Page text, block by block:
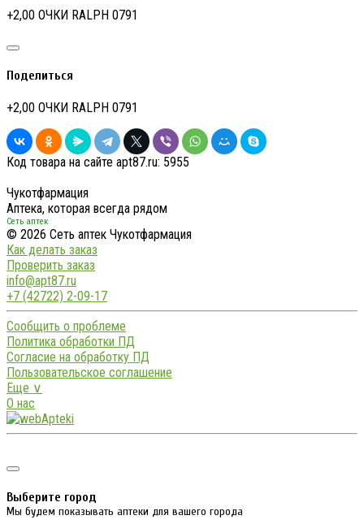
+2,00 ОЧКИ RALPH 0791
Поделиться
+2,00 ОЧКИ RALPH 0791
Код товара на сайте apt87.ru: 5955
Чукотфармация
Аптека, которая всегда рядом
Сеть аптек
© 2026 Сеть аптек Чукотфармация
Как делать заказ
Проверить заказ
info@apt87.ru
+7 (42722) 2-09-17
Сообщить о проблеме
Политика обработки ПД
Согласие на обработку ПД
Пользовательское соглашение
Еще ∨
О нас
Выберите город
Мы будем показывать аптеки для вашего города